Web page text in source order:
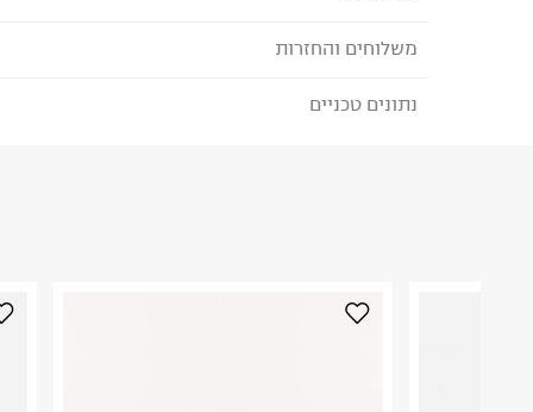
MANGO - מנגו
משלוחים והחזרות
לבחירת בשיטת המשלוח המתאימה לכם,
לפני החזרת החבילה, חשוב להדביק את מדבקת
פריטים שבירים יש להחזיר עם שליח דרך ממשק
נתונים טכניים